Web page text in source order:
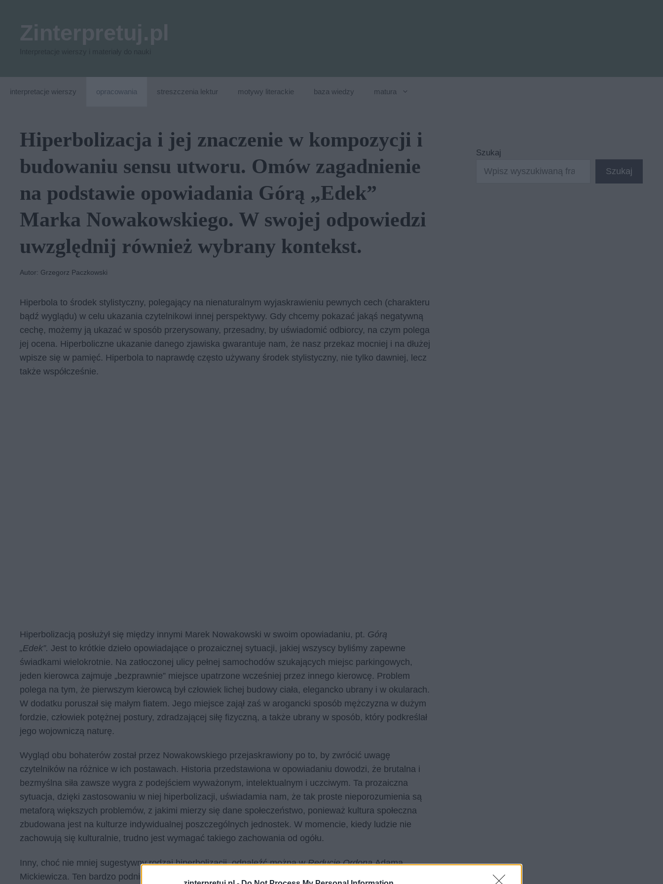
interpretacje wierszy opracowania streszczenia lektur motywy literackie baza wiedzy matura
Hiperbolizacja i jej znaczenie w kompozycji i
budowaniu sensu utworu. Omów zagadnienie
na podstawie opowiadania Górą „Edek”
Marka Nowakowskiego. W swojej odpowiedzi
uwzględnij również wybrany kontekst.
Autor: Grzegorz Paczkowski
Hiperbola to środek stylistyczny, polegający na nienaturalnym wyjaskrawieniu pewnych cech (charakteru
bądź wyglądu) w celu ukazania czytelnikowi innej perspektywy. Gdy chcemy pokazać jakąś negatywną
cechę, możemy ją ukazać w sposób przerysowany, przesadny, by uświadomić odbiorcy, na czym polega
jej ocena. Hiperboliczne ukazanie danego zjawiska gwarantuje nam, że nasz przekaz mocniej i na dłużej
wpisze się w pamięć. Hiperbola to naprawdę często używany środek stylistyczny, nie tylko dawniej, lecz
także współcześnie.
Hiperbolizacją posłużył się między innymi Marek Nowakowski w swoim opowiadaniu, pt. Górą
„Edek”. Jest to krótkie dzieło opowiadające o prozaicznej sytuacji, jakiej wszyscy byliśmy zapewne
świadkami wielokrotnie. Na zatłoczonej ulicy pełnej samochodów szukających miejsc parkingowych,
jeden kierowca zajmuje „bezprawnie” miejsce upatrzone wcześniej przez innego kierowcę. Problem
polega na tym, że pierwszym kierowcą był człowiek lichej budowy ciała, elegancko ubrany i w okularach.
W dodatku poruszał się małym fiatem. Jego miejsce zajął zaś w arogancki sposób mężczyzna w dużym
fordzie, człowiek potężnej postury, zdradzającej siłę fizyczną, a także ubrany w sposób, który podkreślał
jego wojowniczą naturę.
Wygląd obu bohaterów został przez Nowakowskiego przejaskrawiony po to, by zwrócić uwagę
czytelników na różnice w ich postawach. Historia przedstawiona w opowiadaniu dowodzi, że brutalna i
bezmyślna siła zawsze wygra z podejściem wyważonym, intelektualnym i uczciwym. Ta prozaiczna
sytuacja, dzięki zastosowaniu w niej hiperbolizacji, uświadamia nam, że tak proste nieporozumienia są
metaforą większych problemów, z jakimi mierzy się dane społeczeństwo, ponieważ kultura społeczna
zbudowana jest na kulturze indywidualnej poszczególnych jednostek. W momencie, kiedy ludzie nie
zachowują się kulturalnie, trudno jest wymagać takiego zachowania od ogółu.
Inny, choć nie mniej sugestywny rodzaj hiperbolizacji, odnaleźć można wReducie OrdonaAdama
Mickiewicza. Ten bardzo podniosły poemat opowiada o generale, który prowadzi bój z Moskalami.
Szukaj
Szukaj